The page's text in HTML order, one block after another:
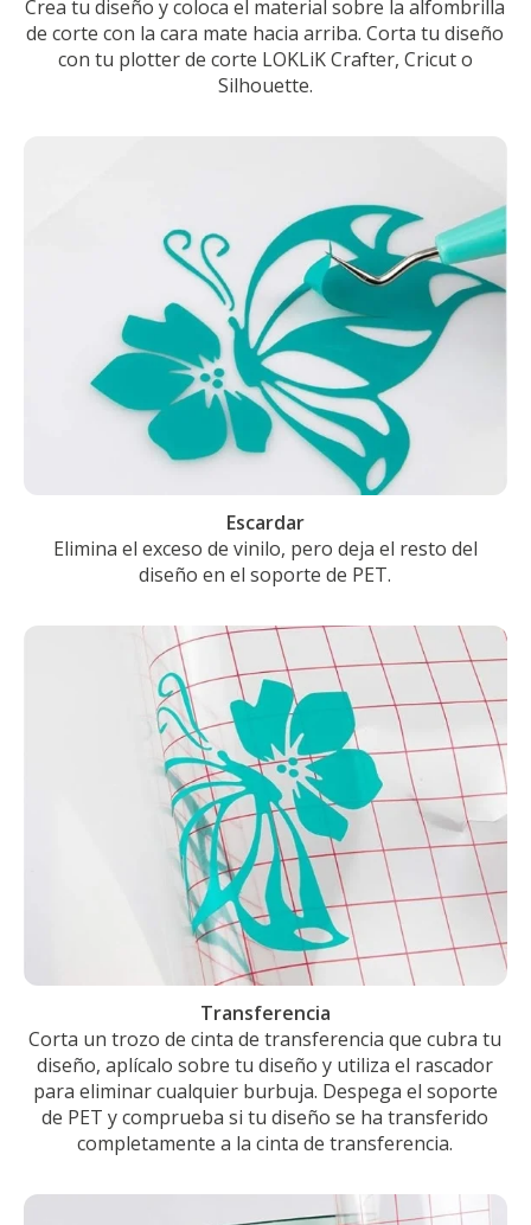
Crea tu diseño y coloca el material sobre la alfombrilla
de corte con la cara mate hacia arriba. Corta tu diseño
con tu plotter de corte LOKLiK Crafter, Cricut o
Silhouette.
Escardar
Elimina el exceso de vinilo, pero deja el resto del
diseño en el soporte de PET.
Transferencia
Corta un trozo de cinta de transferencia que cubra tu
diseño, aplícalo sobre tu diseño y utiliza el rascador
para eliminar cualquier burbuja. Despega el soporte
de PET y comprueba si tu diseño se ha transferido
completamente a la cinta de transferencia.